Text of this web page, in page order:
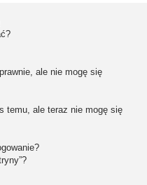
ale nie mogę się
temu, ale teraz nie mogę się